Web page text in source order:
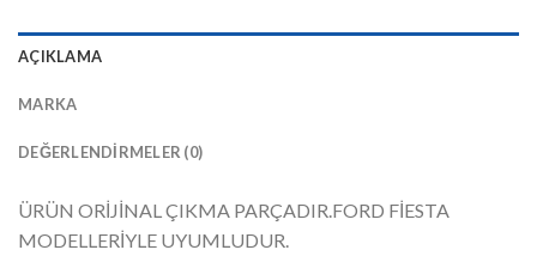
AÇIKLAMA
MARKA
DEĞERLENDIRMELER (0)
ÜRÜN ORİJİNAL ÇIKMA PARÇADIR.FORD FİESTA
MODELLERİYLE UYUMLUDUR.